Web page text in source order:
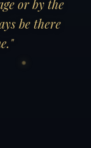
or by the
be there